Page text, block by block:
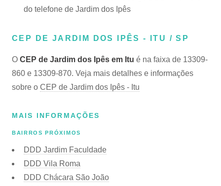
do telefone de Jardim dos Ipês
CEP DE JARDIM DOS IPÊS - ITU / SP
O CEP de Jardim dos Ipês em Itu é na faixa de 13309-
860 e 13309-870. Veja mais detalhes e informações
sobre o CEP de Jardim dos Ipês - Itu
MAIS INFORMAÇÕES
BAIRROS PRÓXIMOS
DDD Jardim Faculdade
DDD Vila Roma
DDD Chácara São João